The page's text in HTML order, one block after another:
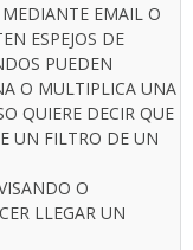
EMAIL O
ESPEJOS DE
PUEDEN
O MULTIPLICA UNA
QUIERE DECIR QUE
UN FILTRO DE UN
O
LLEGAR UN